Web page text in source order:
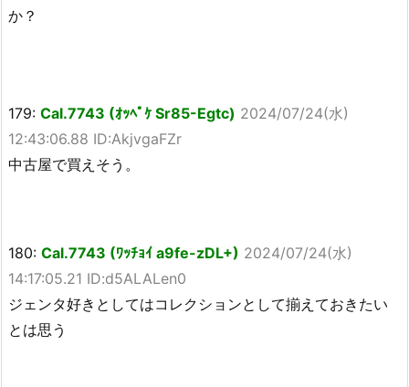
か？
179: Cal.7743 (ｵｯﾍﾟｹ Sr85-Egtc) 2024/07/24(水)
12:43:06.88 ID:AkjvgaFZr
中古屋で買えそう。
180: Cal.7743 (ﾜｯﾁｮｲ a9fe-zDL+) 2024/07/24(水)
14:17:05.21 ID:d5ALALen0
ジェンタ好きとしてはコレクションとして揃えておきたい
とは思う